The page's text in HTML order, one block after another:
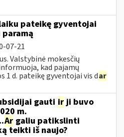
pateikę gyventojai
07-21
Valstybinė mokesčių
kad pajamų
1 d. pateikę gyventojai vis dar
gauti irji buvo
m.
Ar galiu patikslinti
teikti iš naujo?